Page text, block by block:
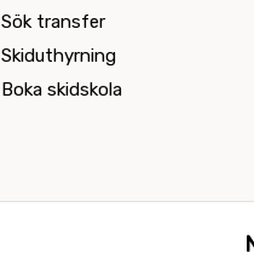
Sök transfer
Skiduthyrning
Boka skidskola